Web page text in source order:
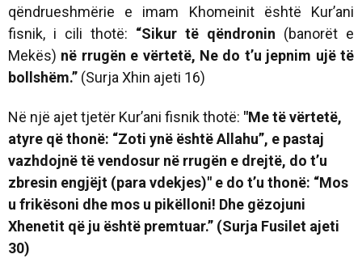
qëndrueshmërie e imam Khomeinit është Kur’ani
fisnik, i cili thotë: “Sikur të qëndronin (banorët e
Mekës) në rrugën e vërtetë, Ne do t’u jepnim ujë të
bollshëm.” (Surja Xhin ajeti 16)
Në një ajet tjetër Kur’ani fisnik thotë: "Me të vërtetë,
atyre që thonë: “Zoti ynë është Allahu”, e pastaj
vazhdojnë të vendosur në rrugën e drejtë, do t’u
zbresin engjëjt (para vdekjes)" e do t’u thonë: “Mos
u frikësoni dhe mos u pikëlloni! Dhe gëzojuni
Xhenetit që ju është premtuar.” (Surja Fusilet ajeti
30)